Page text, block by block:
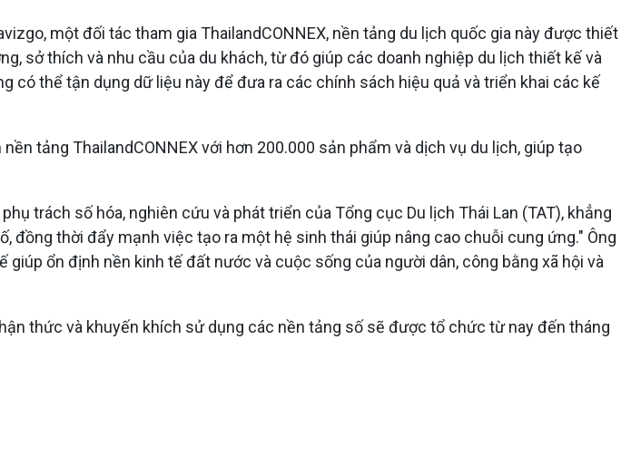
một đối tác tham gia ThailandCONNEX, nền tảng du lịch quốc gia này được thiết
sở thích và nhu cầu của du khách, từ đó giúp các doanh nghiệp du lịch thiết kế và
thể tận dụng dữ liệu này để đưa ra các chính sách hiệu quả và triển khai các kế
tảng ThailandCONNEX với hơn 200.000 sản phẩm và dịch vụ du lịch, giúp tạo
trách số hóa, nghiên cứu và phát triển của Tổng cục Du lịch Thái Lan (TAT), khẳng
đồng thời đẩy mạnh việc tạo ra một hệ sinh thái giúp nâng cao chuỗi cung ứng." Ông
ổn định nền kinh tế đất nước và cuộc sống của người dân, công bằng xã hội và
thức và khuyến khích sử dụng các nền tảng số sẽ được tổ chức từ nay đến tháng